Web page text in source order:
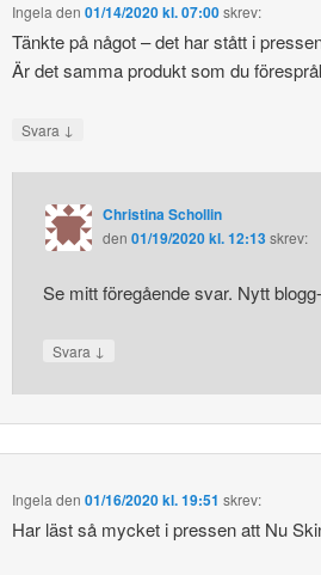
Ingeladen01/14/2020 kl. 07:00skrev:
Tänkte på något – det har stått i
Är det samma produkt som du
Svara ↓
Christina Schollin
den 01/19/2020 kl. 12:13skrev:
Se mitt föregående svar. Nytt
Svara ↓
Ingela den01/16/2020 kl. 19:51 skrev:
Har läst så mycket i pressen att Nu